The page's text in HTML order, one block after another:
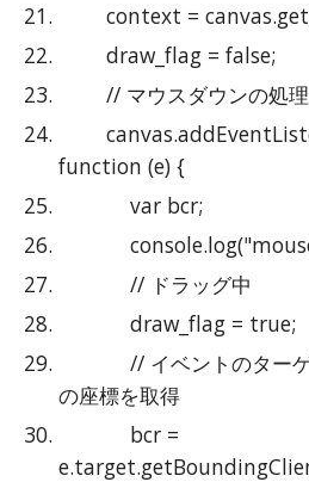
context =
        draw_flag = false;
        // マウスダウンの処理
        canvas.addEventListener("mousedown",
function (e) {
            var bcr;
            // ドラッグ中
            draw_flag = true;
            // イベントのターゲット（キャンバス）
の座標を取得